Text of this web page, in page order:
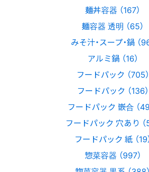
麺丼容器 （167）
麺容器 透明 （65）
みそ汁・スープ・鍋 （96
アルミ鍋 （16）
フードパック （705）
フードパック （136）
フードパック 嵌合 （
フードパック 穴あり （
フードパック 紙 （19
惣菜容器 （997）